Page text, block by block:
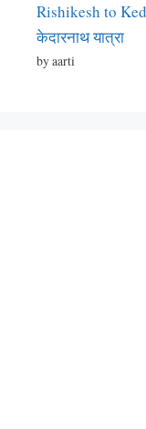
Rishikesh to
केदारनाथ यात्रा
by aarti